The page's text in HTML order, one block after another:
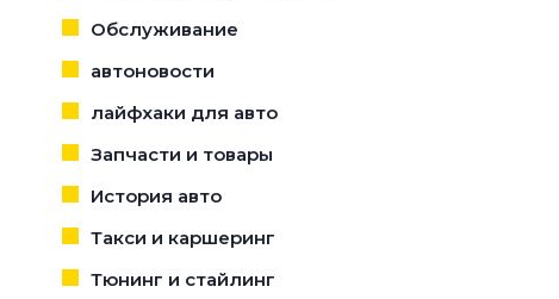
Обслуживание
автоновости
лайфхаки для авто
Запчасти и товары
История авто
Такси и каршеринг
Тюнинг и стайлинг